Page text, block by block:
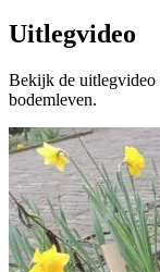
Uitlegvideo
Bekijk de uitlegvideo
bodemleven.